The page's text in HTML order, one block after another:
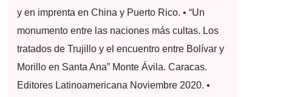
y en imprenta en China y Puerto Rico. • “Un
monumento entre las naciones más cultas. Los
tratados de Trujillo y el encuentro entre Bolívar y
Morillo en Santa Ana” Monte Ávila. Caracas.
Editores Latinoamericana Noviembre 2020. •